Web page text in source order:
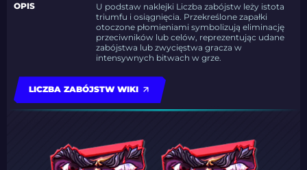
OPIS
U podstaw naklejki Liczba zabójstw leży istota
triumfu i osiągnięcia. Przekreślone zapałki
otoczone płomieniami symbolizują eliminację
przeciwników lub celów, reprezentując udane
zabójstwa lub zwycięstwa gracza w
intensywnych bitwach w grze.
LICZBA ZABÓJSTW WIKI